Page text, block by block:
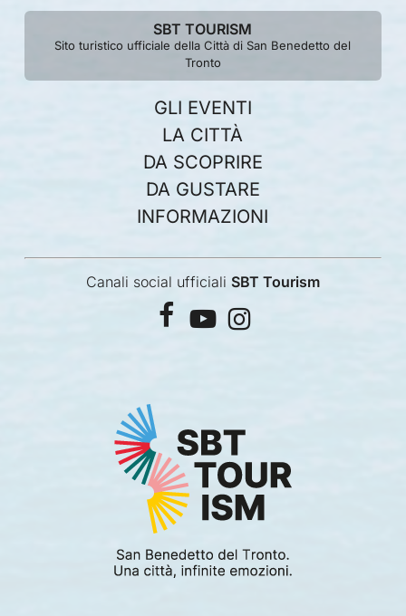
SBT TOURISM
Sito turistico ufficiale della Città di San Benedetto del
Tronto
GLI EVENTI
LA CITTÀ
DA SCOPRIRE
DA GUSTARE
INFORMAZIONI
Canali social ufficiali SBT Tourism
facebook
youtubeinstagram